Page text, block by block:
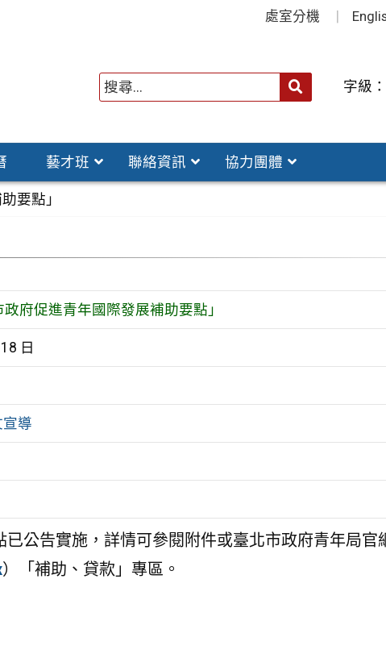
處室分機
字級：
藝才班 聯絡資訊 協力團體
要點」
府促進青年國際發展補助要點」
日
宣導
已公告實施，詳情可參閱附件或臺北市政府青年局官
）「補助、貸款」專區。